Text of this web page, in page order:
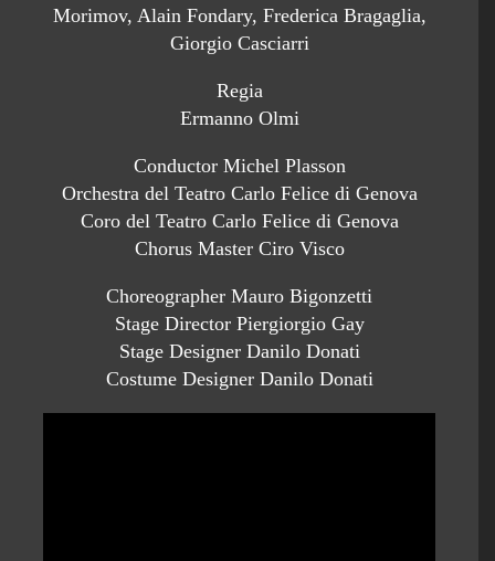
Morimov, Alain Fondary, Frederica Bragaglia,
Giorgio Casciarri
Regia
Ermanno Olmi
Conductor Michel Plasson
Orchestra del Teatro Carlo Felice di Genova
Coro del Teatro Carlo Felice di Genova
Chorus Master Ciro Visco
Choreographer Mauro Bigonzetti
Stage Director Piergiorgio Gay
Stage Designer Danilo Donati
Costume Designer Danilo Donati